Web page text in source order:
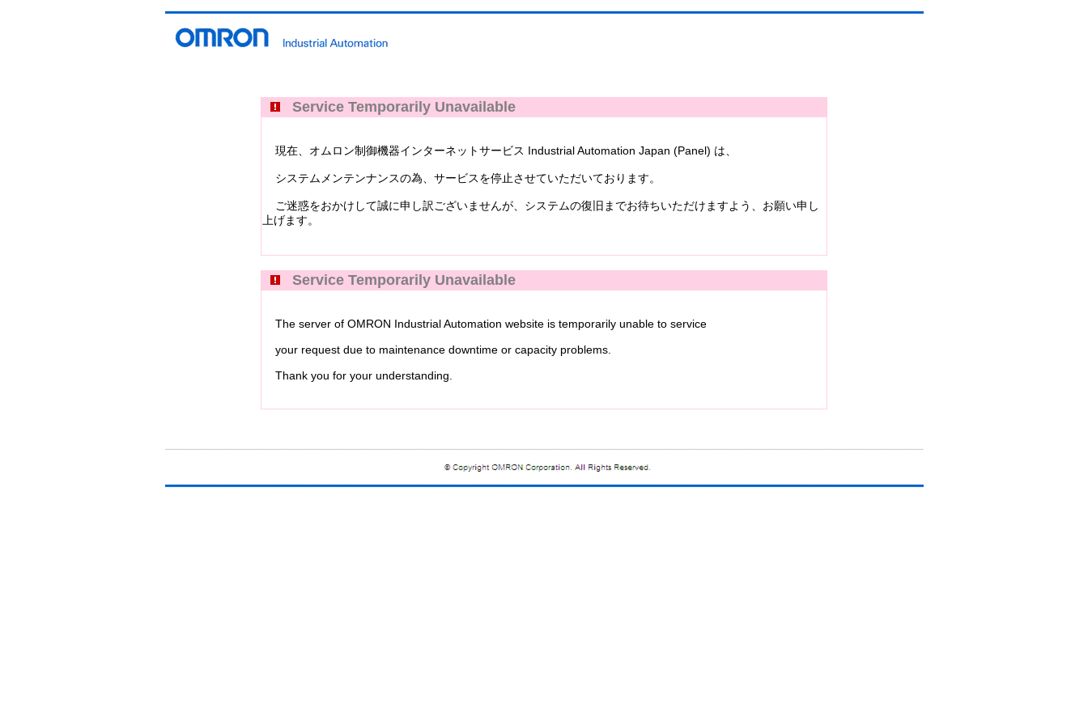
Service Temporarily Unavailable
現在、オムロン制御機器インターネットサービス Industrial Automation Japan (Panel) は、
システムメンテンナンスの為、サービスを停止させていただいております。
ご迷惑をおかけして誠に申し訳ございませんが、システムの復旧までお待ちいただけますよう、お願い申し
上げます。
Service Temporarily Unavailable
The server of OMRON Industrial Automation website is temporarily unable to service
your request due to maintenance downtime or capacity problems.
Thank you for your understanding.